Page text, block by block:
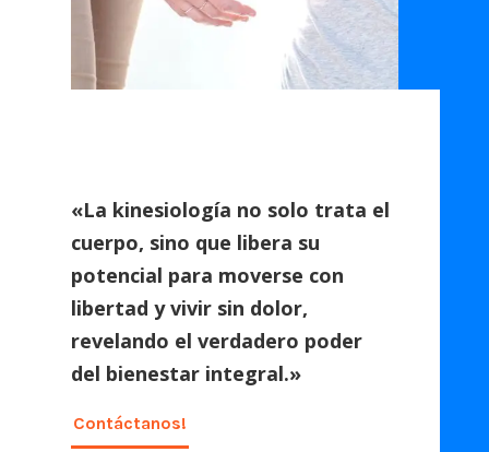
«La kinesiología no solo trata el
cuerpo, sino que libera su
potencial para moverse con
libertad y vivir sin dolor,
revelando el verdadero poder
del bienestar integral.»
Contáctanos!